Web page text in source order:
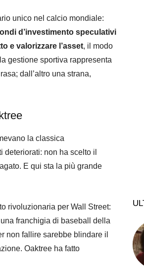
unico nel calcio mondiale:
d’investimento speculativi
e valorizzare l’asset, il modo
gestione sportiva rappresenta
dall’altro una strana,
la classica
non ha scelto il
E qui sta la più grande
rivoluzionaria per Wall Street:
franchigia di baseball della
non fallire sarebbe blindare il
Oaktree ha fatto